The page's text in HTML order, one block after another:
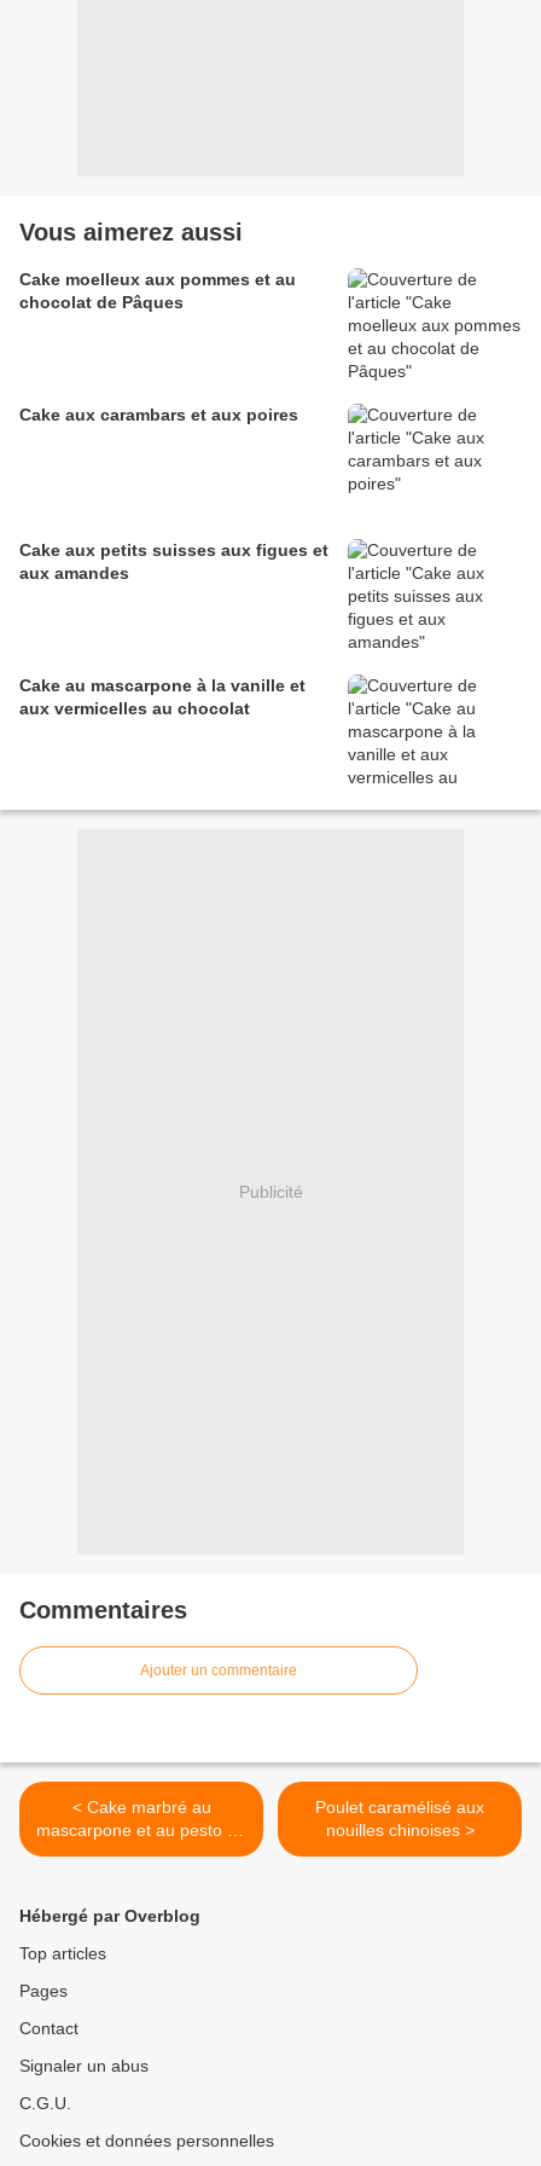
Vous aimerez aussi
Cake moelleux aux pommes et au
chocolat de Pâques
Cake aux carambars et aux poires
Cake aux petits suisses aux figues et
aux amandes
Cake au mascarpone à la vanille et
aux vermicelles au chocolat
Publicité
Commentaires
Ajouter un commentaire
< Cake marbré au
mascarpone et au pesto de
coriandre
Poulet caramélisé aux
nouilles chinoises >
Hébergé par Overblog
Top articles
Pages
Contact
Signaler un abus
C.G.U.
Cookies et données personnelles